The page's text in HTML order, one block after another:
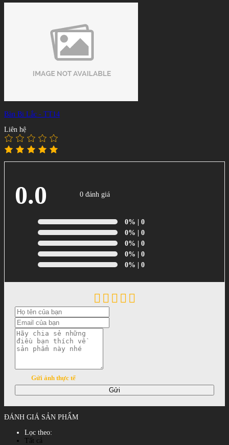
Bàn Bi Lắc - TT14
Liên hệ
0.0 0 đánh giá
0% | 0
0% | 0
0% | 0
0% | 0
0% | 0
Gửi ảnh thực tế
Gửi
ĐÁNH GIÁ SẢN PHẨM
Lọc theo:
Tất cả